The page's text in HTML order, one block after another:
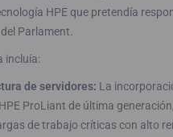
HPE que pretendía
Parlament.
incluía:
de servidores: La
ProLiant de última
de trabajo críticas con alto